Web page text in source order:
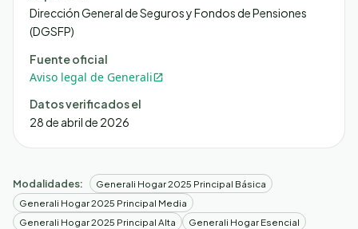
Dirección General de Seguros y Fondos de Pensiones
(DGSFP)
Fuente oficial
Aviso legal de Generali
Datos verificados el
28 de abril de 2026
Modalidades:
Generali Hogar 2025 Principal Básica
Generali Hogar 2025 Principal Media
Generali Hogar 2025 Principal Alta
Generali Hogar Esencial